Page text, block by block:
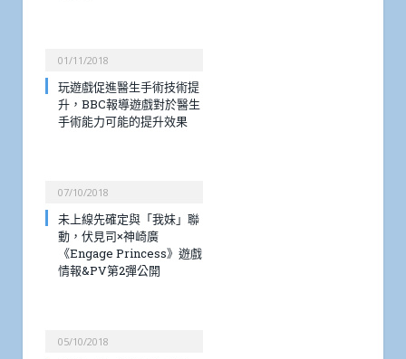
01/11/2018
玩遊戲促進醫生手術技術提
升，BBC報導遊戲對於醫生
手術能力可能的提升效果
07/10/2018
未上線先確定與「我妹」聯
動，伏見司×神崎廣
《Engage Princess》遊戲
情報&PV第2彈公開
05/10/2018